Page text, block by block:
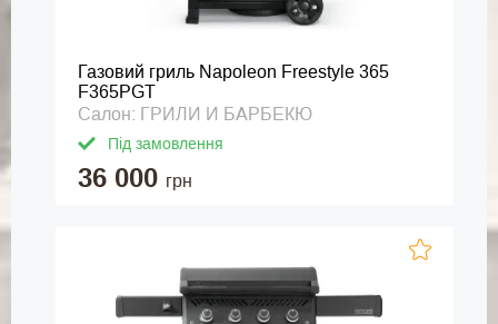
Газовий гриль Napoleon Freestyle 365
F365PGT
Салон: ГРИЛИ И БАРБЕКЮ
Під замовлення
36 000 грн